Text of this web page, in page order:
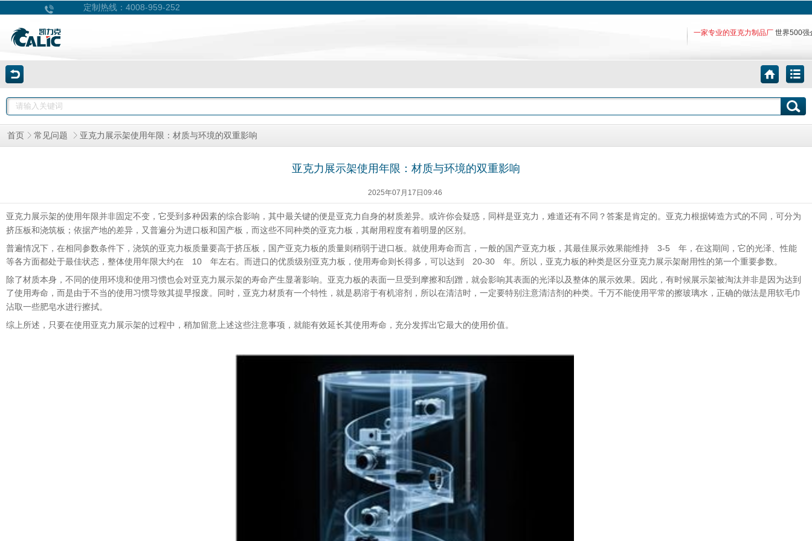
定制热线：4008-959-252
一家专业的亚克力制品厂 世界500强
首页 常见问题 亚克力展示架使用年限：材质与环境的双重影响
亚克力展示架使用年限：材质与环境的双重影响
2025年07月17日09:46
亚克力展示架的使用年限并非固定不变，它受到多种因素的综合影响，其中最关键的便是亚克力自身的材质差异。或许你会疑惑，同样是亚克力，难道还有不同？答案是肯定的。 亚克力根据铸造方式的不同，可分为
挤压板和浇筑板；依据产地的差异，又普遍分为进口板和国产板，而这些不同种类的亚克力板，其耐用程度有着明显的区别。
普遍情况下，在相同参数条件下，浇筑的亚克力板质量要高于挤压板，国产亚克力板的质量则稍弱于进口板。就使用寿命而言，一般的国产亚克力板，其最佳展示效果能维持 3-5 年，在这期间，它的光泽、性能
等各方面都处于最佳状态，整体使用年限大约在 10 年左右。而进口的优质级别亚克力板，使用寿命则长得多，可以达到 20-30 年。所以，亚克力板的种类是区分亚克力展示架耐用性的第一个重要参数。
除了材质本身，不同的使用环境和使用习惯也会对亚克力展示架的寿命产生显著影响。亚克力板的表面一旦受到摩擦和刮蹭，就会影响其表面的光泽以及整体的展示效果。因此，有时候展示架被淘汰并非是因为达到
了使用寿命，而是由于不当的使用习惯导致其提早报废。同时， 亚克力材质有一个特性，就是易溶于有机溶剂，所以在清洁时，一定要特别注意清洁剂的种类。千万不能使用平常的擦玻璃水，正确的做法是用软毛巾
沾取一些肥皂水进行擦拭。
综上所述，只要在使用亚克力展示架的过程中，稍加留意上述这些注意事项，就能有效延长其使用寿命，充分发挥出它最大的使用价值。